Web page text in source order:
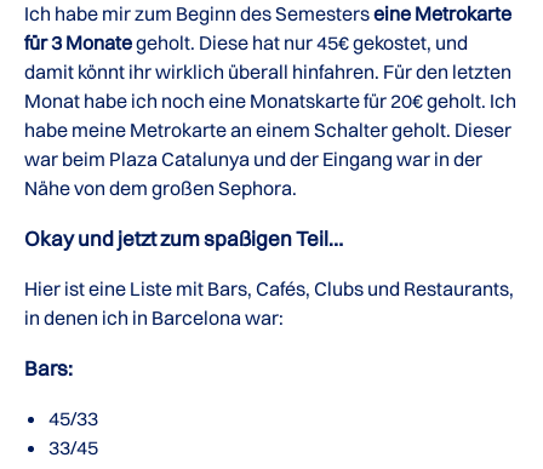
Ich habe mir zum Beginn des Semesterseine Metrokarte
für 3 Monategeholt. Diese hat nur 45€ gekostet, und
damit könnt ihr wirklich überall hinfahren. Für den letzten
Monat habe ich noch eine Monatskarte für 20€ geholt. Ich
habe meine Metrokarte an einem Schalter geholt. Dieser
war beim Plaza Catalunya und der Eingang war in der
Nähe von dem großen Sephora.
Okay und jetzt zum spaßigen Teil…
Hier ist eine Liste mit Bars, Cafés, Clubs und Restaurants,
in denen ich in Barcelona war:
Bars:
45/33
33/45